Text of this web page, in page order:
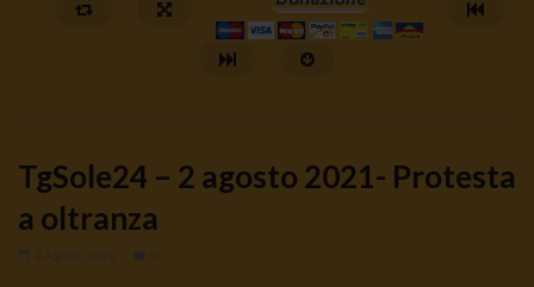
TgSole24 – 2 agosto 2021- Protesta
a oltranza